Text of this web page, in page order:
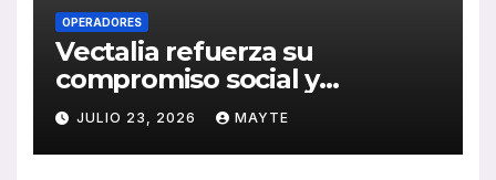
OPERADORES
Vectalia refuerza su
compromiso social y
medioambiental con la
publicación de su Memoria
de RSC 2025
JULIO 23, 2026 MAYTE